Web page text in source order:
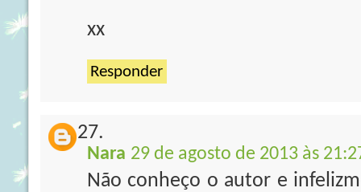
xx
Responder
Nara 29 de agosto de 2013 às
Não conheço o autor e